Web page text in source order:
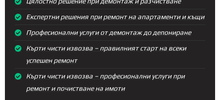
Експертни решения при ремонт на апартаменти и къщи
Професионални услуги от демонтаж до депониране
Кърти чисти извозва – правилният старт на всеки
успешен ремонт
Кърти чисти извозва – професионални услуги при
ремонт и почистване на имоти